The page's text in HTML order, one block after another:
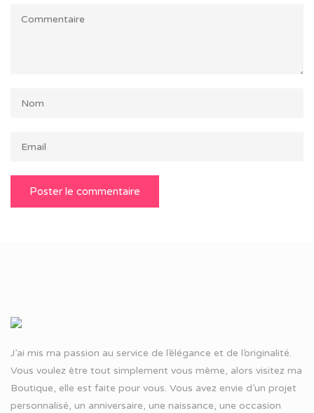
J’ai mis ma passion au service de l’élégance et de l’originalité.
Vous voulez être tout simplement vous même, alors visitez ma
Boutique, elle est faite pour vous. Vous avez envie d’un projet
personnalisé, un anniversaire, une naissance, une occasion